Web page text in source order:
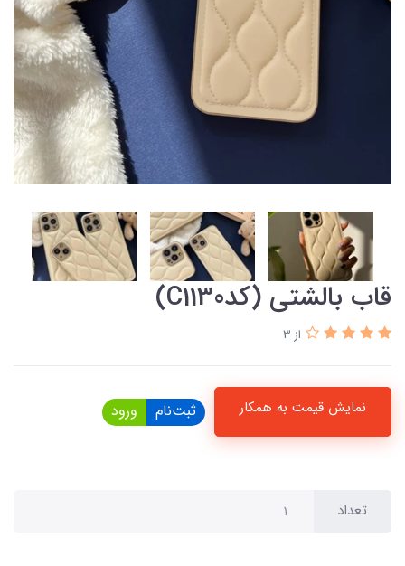
قاب بالشتی (کدC1130)
از 3
نمایش قیمت به همکار ثبت‌نام ورود
تعداد